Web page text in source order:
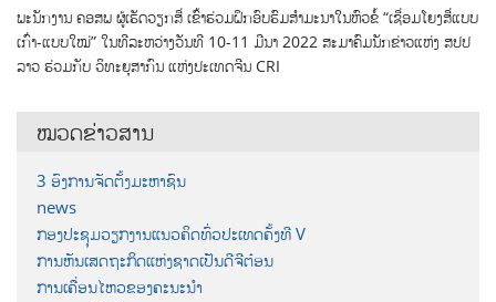
ພະນັກງານ ຄອສພ ຜູ້ເຮັດວຽກສື່ ເຂົ້າຮ່ວມຝຶກອົບຮົມສຳມະນາໃນຫົວຂໍ້ “ເຊື່ອມໂຍງສື່ແບບ
ເກົ່າ-ແບບໃໝ່” ໃນທີລະຫວ່າງວັນທີ 10-11 ມີນາ 2022 ສະມາຄົມນັກຂ່າວແຫ່ງ ສປປ
ລາວ ຮ່ວມກັບ ວິທະຍຸສາກົນ ແຫ່ງປະເທດຈີນ CRI
ໝວດຂ່າວສານ
3 ອົງການຈັດຕັ້ງມະຫາຊົນ
news
ກອງປະຊຸມວຽກງານແນວຄິດທົ່ວປະເທດຄັ້ງທີ V
ການຫັນເສດຖະກິດແຫ່ງຊາດເປັນດີຈີຕ໋ອນ
ການເຄື່ອນໄຫວຂອງຄະນະນຳ